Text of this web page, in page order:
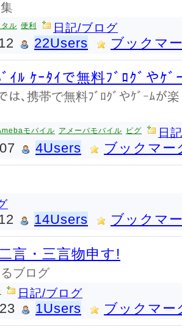
ル 便利 日記/ブログ
22Users ブックマ
ｲﾙ ｹｰﾀｲで無料ﾌﾞﾛｸﾞやｹﾞ
は､携帯で無料ﾌﾞﾛｸﾞやｹﾞｰﾑが
モバイル アメーバモバイル ピグ 日
4Users ブックマー
14Users ブックマ
言・三言物申す!
ブログ
日記/ブログ
1Users ブックマー